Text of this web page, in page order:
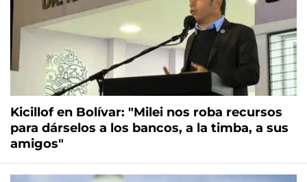
Kicillof en Bolívar: "Milei nos roba recursos
para dárselos a los bancos, a la timba, a sus
amigos"